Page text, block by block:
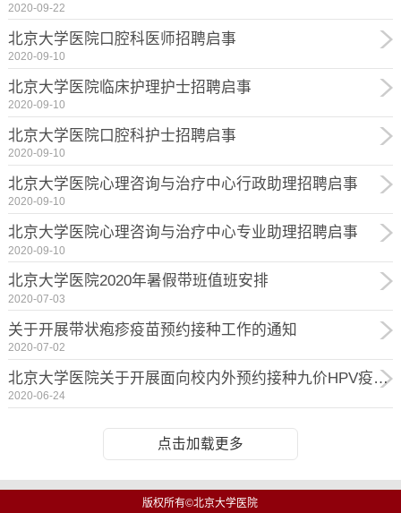
2020-09-22
北京大学医院口腔科医师招聘启事
2020-09-10
北京大学医院临床护理护士招聘启事
2020-09-10
北京大学医院口腔科护士招聘启事
2020-09-10
北京大学医院心理咨询与治疗中心行政助理招聘启事
2020-09-10
北京大学医院心理咨询与治疗中心专业助理招聘启事
2020-09-10
北京大学医院2020年暑假带班值班安排
2020-07-03
关于开展带状疱疹疫苗预约接种工作的通知
2020-07-02
北京大学医院关于开展面向校内外预约接种九价HPV疫苗的通知
2020-06-24
点击加载更多
版权所有©北京大学医院